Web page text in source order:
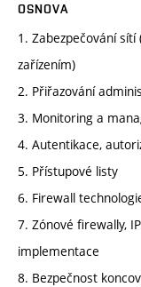
OSNOVA
1. Zabezpečování
zařízením)
2. Přiřazování
3. Monitoring a
4. Autentikace,
5. Přístupové listy
6. Firewall
7. Zónové firewally,
implementace
8. Bezpečnost